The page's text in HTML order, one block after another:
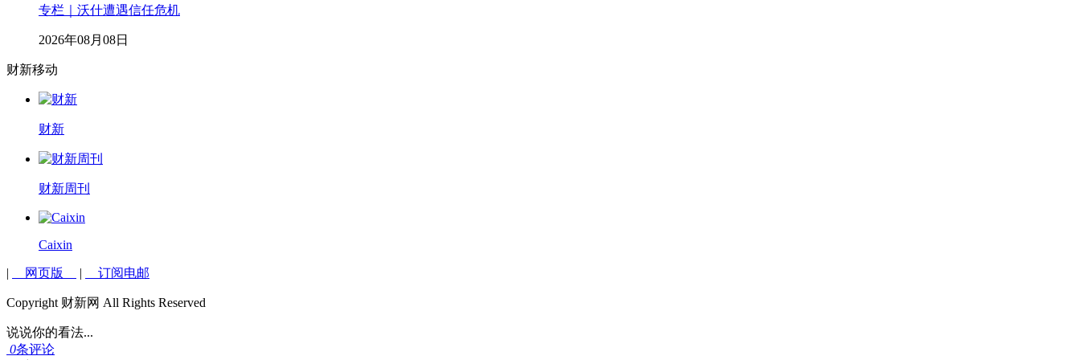
专栏｜沃什遭遇信任危机
2026年08月08日
财新移动
财新
财新周刊
Caixin
| 网页版 | 订阅电邮
Copyright 财新网 All Rights Reserved
说说你的看法...
0条评论